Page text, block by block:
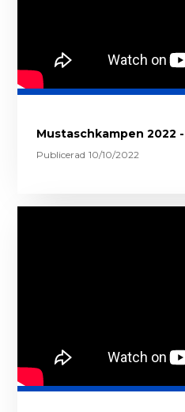
Mustaschkampen 2022
Publicerad 10/10/2022